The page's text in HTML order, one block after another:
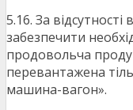
5.16. За
забезпечити
продовольча
перевантажена
машина-вагон».